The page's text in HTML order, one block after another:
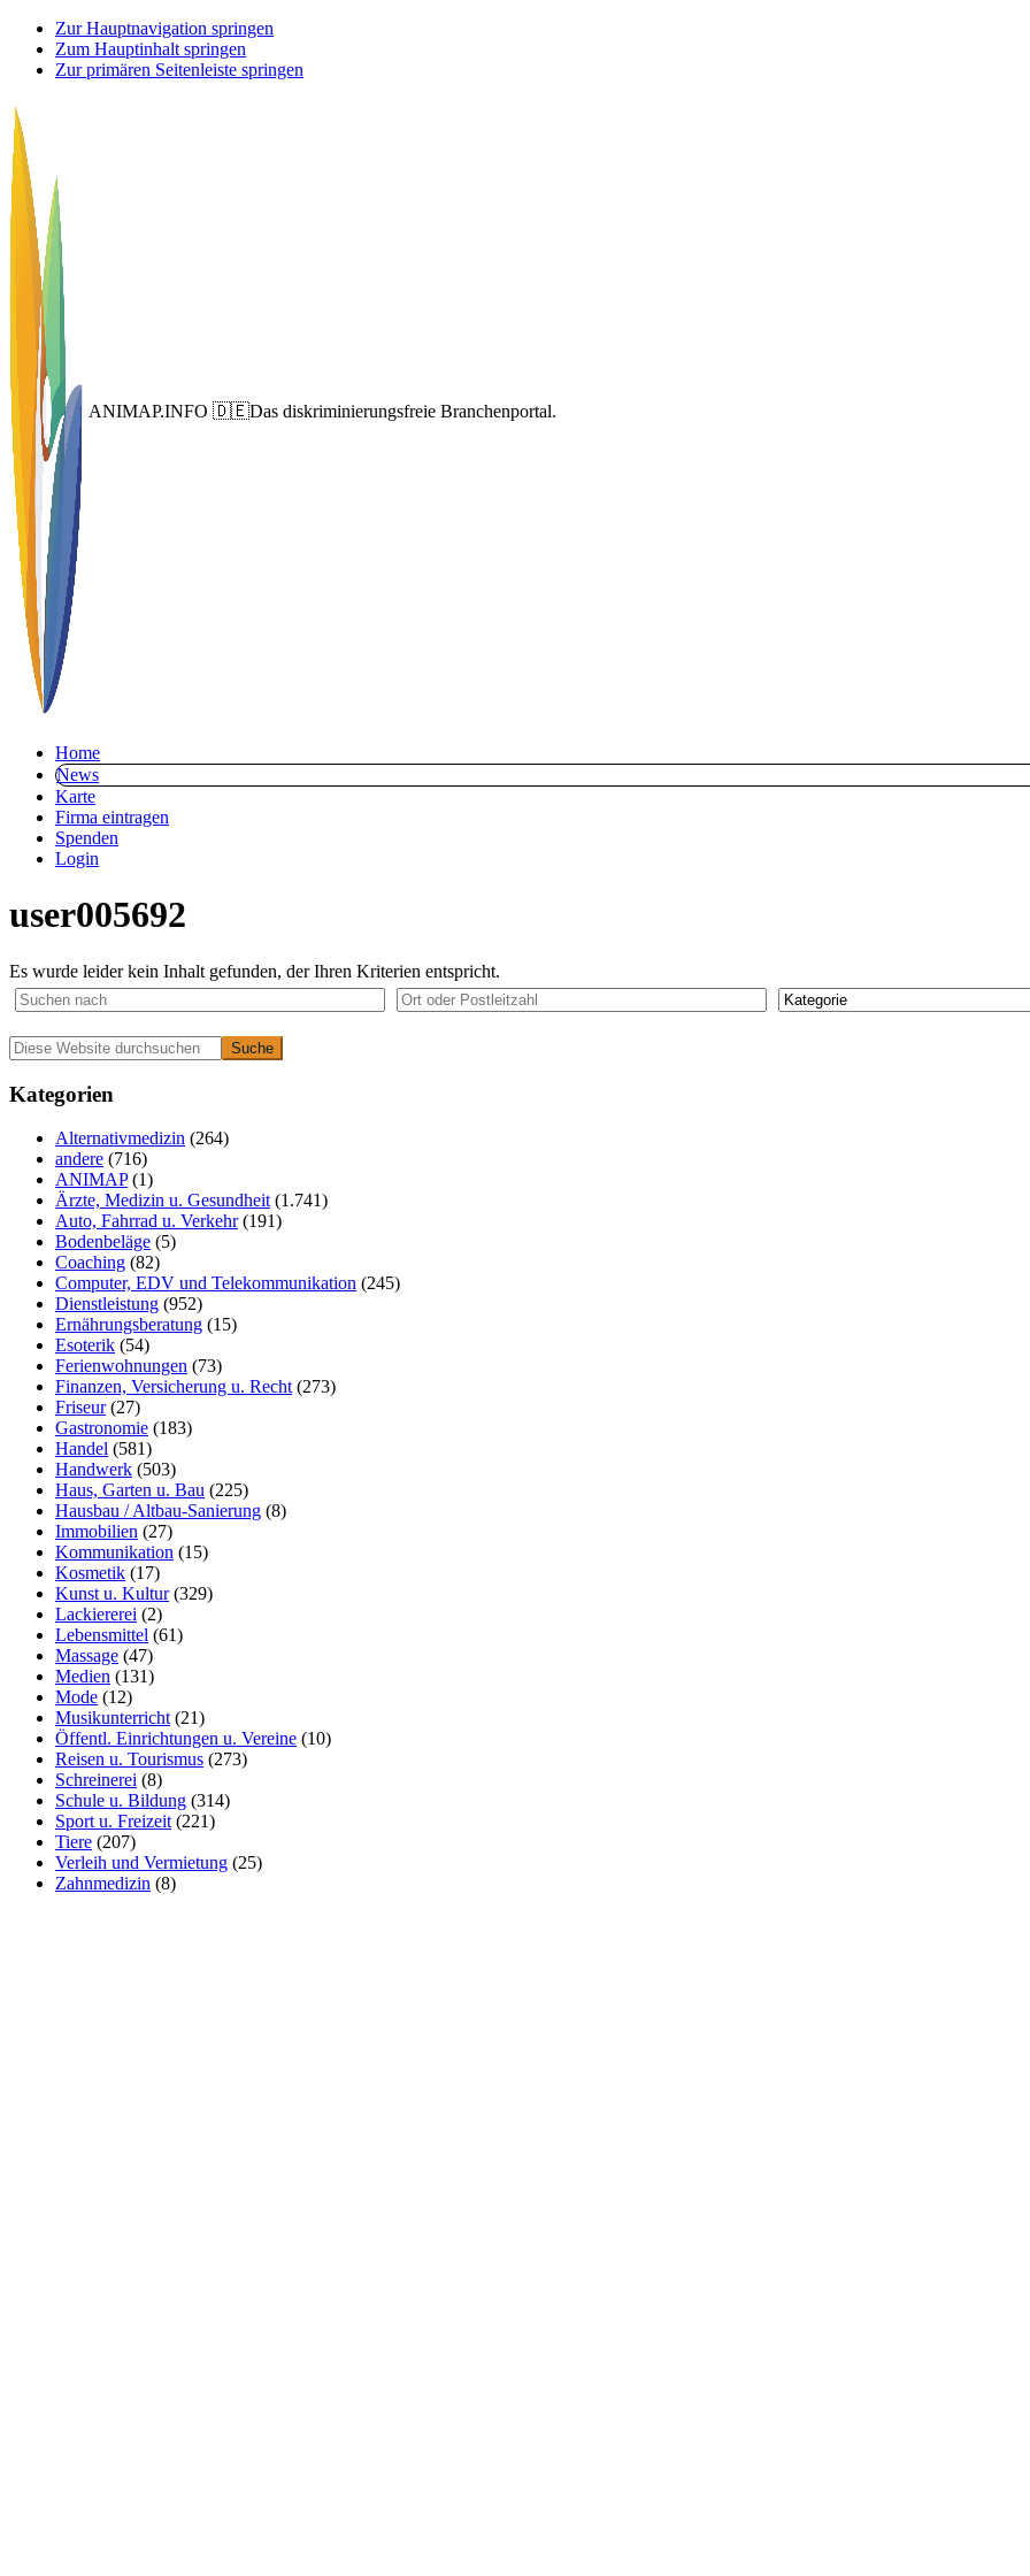
Zur Hauptnavigation springen
Zum Hauptinhalt springen
Zur primären Seitenleiste springen
ANIMAP.INFO 🇩🇪Das diskriminierungsfreie Branchenportal.
Home
News
Karte
Firma eintragen
Spenden
Login
user005692
Es wurde leider kein Inhalt gefunden, der Ihren Kriterien entspricht.
Primäre
Seitenleiste
Diese
Website
durchsuchen
Kategorien
Alternativmedizin (264)
andere (716)
ANIMAP(1)
Ärzte, Medizin u. Gesundheit (1.741)
Auto, Fahrrad u. Verkehr(191)
Bodenbeläge (5)
Coaching (82)
Computer, EDV und Telekommunikation (245)
Dienstleistung (952)
Ernährungsberatung (15)
Esoterik (54)
Ferienwohnungen (73)
Finanzen, Versicherung u. Recht (273)
Friseur(27)
Gastronomie (183)
Handel (581)
Handwerk (503)
Haus, Garten u. Bau (225)
Hausbau / Altbau-Sanierung (8)
Immobilien (27)
Kommunikation (15)
Kosmetik (17)
Kunst u. Kultur(329)
Lackiererei (2)
Lebensmittel (61)
Massage (47)
Medien (131)
Mode (12)
Musikunterricht (21)
Öffentl. Einrichtungen u. Vereine (10)
Reisen u. Tourismus (273)
Schreinerei (8)
Schule u. Bildung (314)
Sport u. Freizeit (221)
Tiere (207)
Verleih und Vermietung (25)
Zahnmedizin (8)